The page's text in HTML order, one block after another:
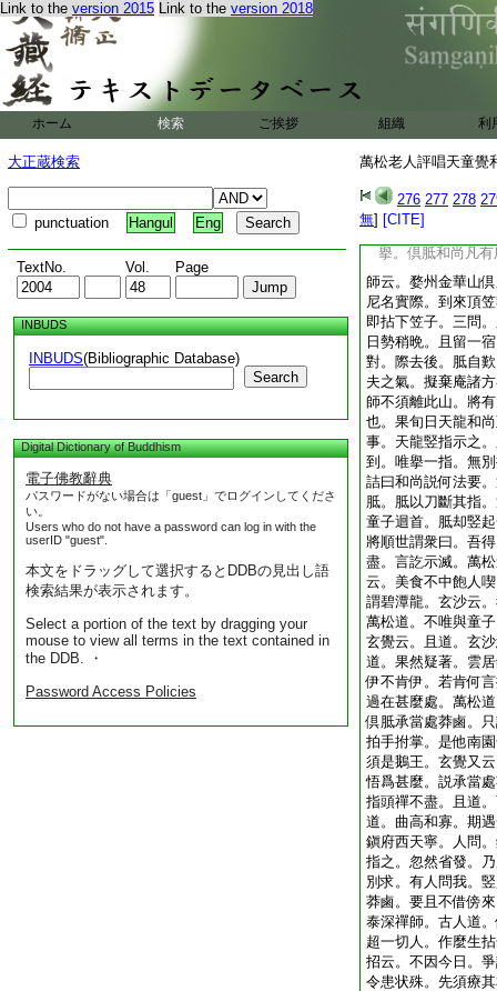
Link to the version 2015 Link to the version 2018
ホーム 検索 ご挨拶 組織 利
大正蔵検索
punctuation Hangul Eng
TextNo. Vol. Page
INBUDS
INBUDS(Bibliographic Database)
Search
Digital Dictionary of Buddhism
電子佛教辭典
パスワードがない場合は「guest」でログインしてくださ
い。
Users who do not have a password can log in with the
userID "guest".
本文をドラッグして選択するとDDBの見出し語
検索結果が表示されます。
Select a portion of the text by dragging your
mouse to view all terms in the text contained in
the DDB. ・
Password Access Policies
萬松老人評唱天童覺
276 277 278
無] [CITE]
與鸞曰。此大仙方
十仙報盡。還來轉
者壽。東坡上佛印
運轉也。烏飛兔走
體。靜爲天地本。
麼。撥開妙淨圓明
第八十四則倶胝一
示衆云。一聞千悟
了。中下多聞多不
擧。倶胝和尚凡
師云。婺州金華山
尼名實際。到來頂
即拈下笠子。三問
日勢稍晩。且留一
對。際去後。胝自
夫之氣。擬棄庵諸
師不須離此山。將
也。果旬日天龍和
事。天龍竪指示之
到。唯擧一指。無
詰曰和尚説何法要
胝。胝以刀斷其指
童子迴首。胝却竪
將順世謂衆曰。吾
盡。言訖示滅。萬
云。美食不中飽人
謂碧潭龍。玄沙云
萬松道。不唯與童
玄覺云。且道。玄
道。果然疑著。雲
伊不肯伊。若肯何
過在甚麼處。萬松
倶胝承當處莽鹵。
拍手拊掌。是他南
須是鵝王。玄覺又
悟爲甚麼。説承當
指頭禪不盡。且道
道。曲高和寡。期
鎭府西天寧。人問
指之。忽然省發。
別求。有人問我。
莽鹵。要且不借傍
泰深禪師。古人道
超一切人。作麼生
招云。不因今日。
令患状殊。先須療